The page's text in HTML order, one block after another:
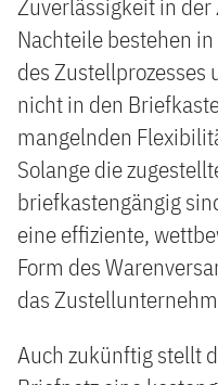
Zuverlässigkeit in
Nachteile bestehen
des Zustellprozesses
nicht in den
mangelnden
Solange die
briefkastengängig
eine effiziente,
Form des
das
Auch zukünftig stellt